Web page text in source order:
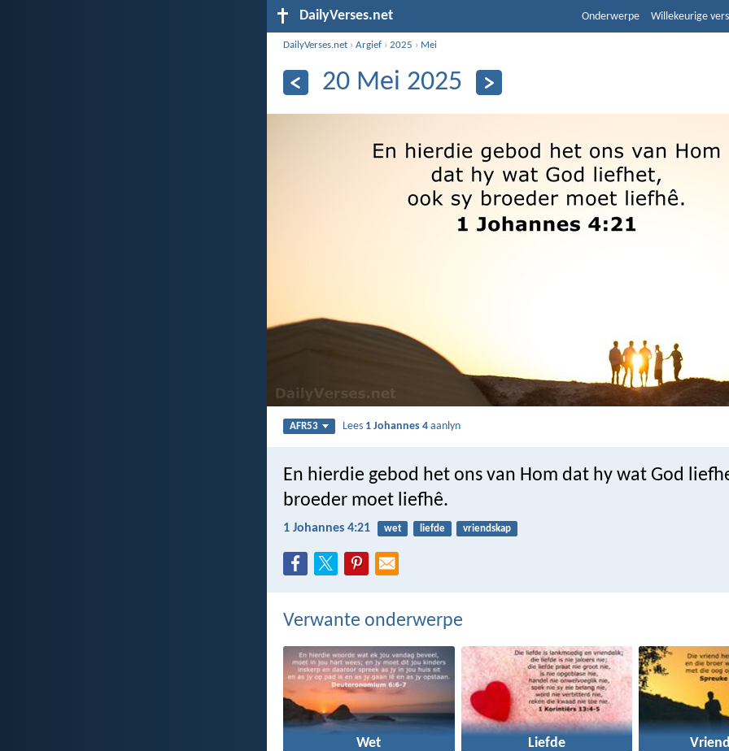
DailyVerses.net Onderwerpe Willekeurige vers
DailyVerses.net ›Argief ›2025 › Mei
20 Mei 2025
AFR53 Lees 1 Johannes 4 aanlyn
En hierdie gebod het ons van Hom dat hy wat God
broeder moet liefhê.
1 Johannes 4:21 wet liefde vriendskap
Verwante onderwerpe
Wet Liefde